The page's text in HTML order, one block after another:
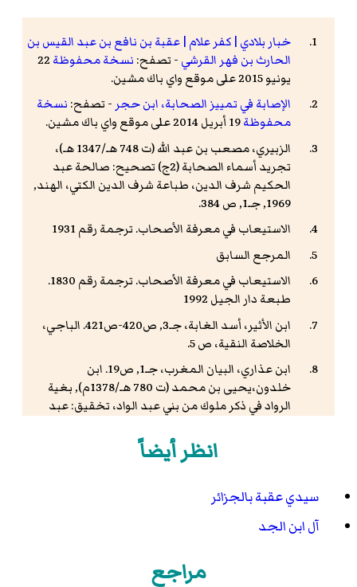
خبار بلادي | كفر علام | عقبة بن نافع بن عبد القيس بن
الحارث بن فهر القرشي - تصفح: نسخة محفوظة 22
يونيو 2015 على موقع واي باك مشين.
الإصابة في تمييز الصحابة، ابن حجر - تصفح: نسخة
محفوظة
الزبيري، مصعب بن عبد الله (ت 748 هـ/1347 هـ)،
تجريد أسماء الصحابة (2ج) تصحيح: صالحة عبد
الحكيم شرف الدين، طباعة شرف الدين الكتي، الهند,
1969, جـ1, ص 384.
الاستيعاب في معرفة الأصحاب. ترجمة رقم 1931
المرجع السابق
الاستيعاب في معرفة الأصحاب. ترجمة رقم 1830.
طبعة دار الجيل 1992
ابن الأثير، أسد الغابة، جـ3, ص420-ص421. الباجي،
الخلاصة النقية، ص 5.
ابن عذاري، البيان المغرب، جـ1, ص19. ابن
خلدون،يحيى بن محمد (ت 780 هـ/1378م), بغية
الرواد في ذكر ملوك من بني عبد الواد، تخقيق: عبد
صادر،بيروت، دون تاريخ، جـ1, ص295.
انظر أيضاً
سيدي عقبة بالجزائر
آل ابن الجد
مراجع